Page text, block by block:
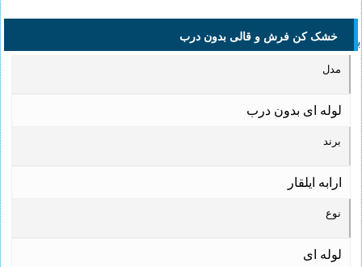
بدون درب
خشک کن فرش و قالی بدون درب
مدل
لوله ای بدون درب
برند
ارابه ایلقار
نوع
لوله ای